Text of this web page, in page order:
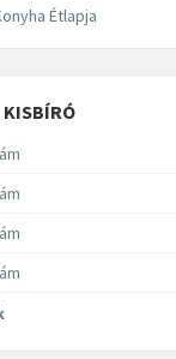
Étlapja
KISBÍRÓ